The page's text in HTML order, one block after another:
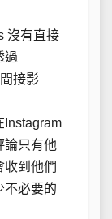
沒有直接
過
接影
Instagram
論只有他
收到他們
不必要的